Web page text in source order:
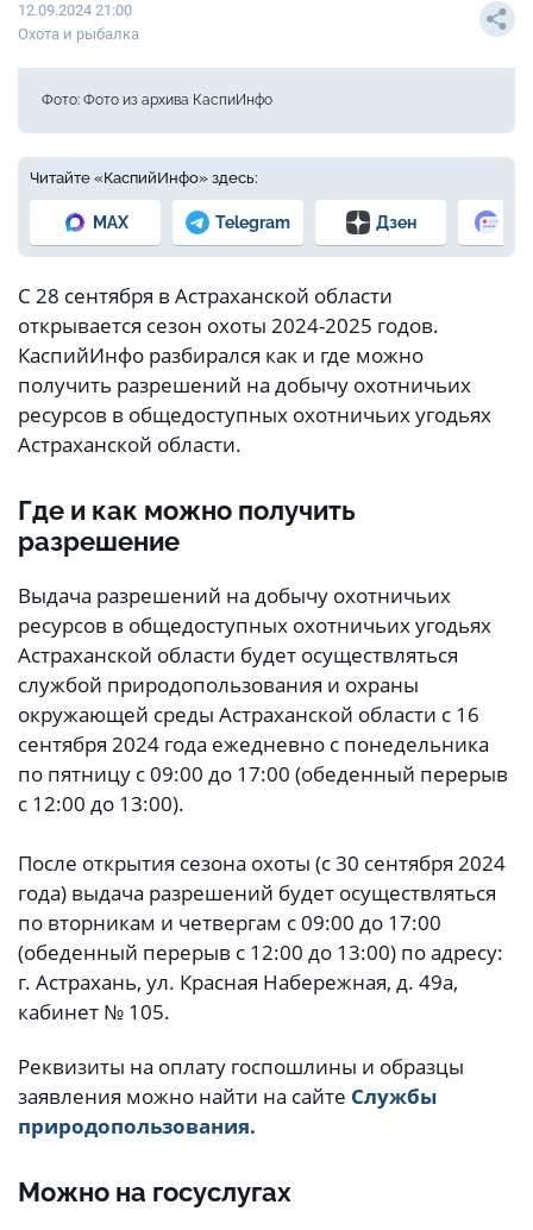
12.09.2024 21:00
Охота и рыбалка
Фото: Фото из архива КаспиИнфо
Читайте «КаспийИнфо» здесь:
MAX Telegram Дзен
С 28 сентября в Астраханской области
открывается сезон охоты 2024-2025 годов.
КаспийИнфо разбирался как и где можно
получить разрешений на добычу охотничьих
ресурсов в общедоступных охотничьих угодьях
Астраханской области.
Где и как можно получить
разрешение
Выдача разрешений на добычу охотничьих
ресурсов в общедоступных охотничьих угодьях
Астраханской области будет осуществляться
службой природопользования и охраны
окружающей среды Астраханской области с 16
сентября 2024 года ежедневно с понедельника
по пятницу с 09:00 до 17:00 (обеденный перерыв
с 12:00 до 13:00).
После открытия сезона охоты (с 30 сентября 2024
года) выдача разрешений будет осуществляться
по вторникам и четвергам с 09:00 до 17:00
(обеденный перерыв с 12:00 до 13:00) по адресу:
г. Астрахань, ул. Красная Набережная, д. 49а,
кабинет № 105.
Реквизиты на оплату госпошлины и образцы
заявления можно найти на сайте Службы
природопользования.
Можно на госуслугах